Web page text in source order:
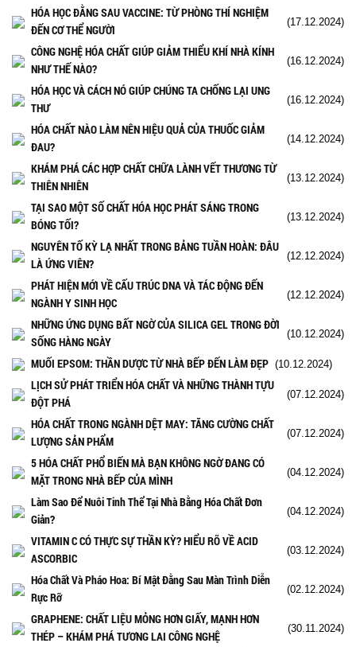
HÓA HỌC ĐẰNG SAU VACCINE: TỪ PHÒNG THÍ NGHIỆM
ĐẾN CƠ THỂ NGƯỜI
(17.12.2024)
CÔNG NGHỆ HÓA CHẤT GIÚP GIẢM THIỂU KHÍ NHÀ KÍNH
NHƯ THẾ NÀO?
(16.12.2024)
HÓA HỌC VÀ CÁCH NÓ GIÚP CHÚNG TA CHỐNG LẠI UNG
THƯ
(16.12.2024)
HÓA CHẤT NÀO LÀM NÊN HIỆU QUẢ CỦA THUỐC GIẢM
ĐAU?
(14.12.2024)
KHÁM PHÁ CÁC HỢP CHẤT CHỮA LÀNH VẾT THƯƠNG TỪ
THIÊN NHIÊN
(13.12.2024)
TẠI SAO MỘT SỐ CHẤT HÓA HỌC PHÁT SÁNG TRONG
BÓNG TỐI?
(13.12.2024)
NGUYÊN TỐ KỲ LẠ NHẤT TRONG BẢNG TUẦN HOÀN: ĐÂU
LÀ ỨNG VIÊN?
(12.12.2024)
PHÁT HIỆN MỚI VỀ CẤU TRÚC DNA VÀ TÁC ĐỘNG ĐẾN
NGÀNH Y SINH HỌC
(12.12.2024)
NHỮNG ỨNG DỤNG BẤT NGỜ CỦA SILICA GEL TRONG ĐỜI
SỐNG HÀNG NGÀY
(10.12.2024)
MUỐI EPSOM: THẦN DƯỢC TỪ NHÀ BẾP ĐẾN LÀM ĐẸP (10.12.2024)
LỊCH SỬ PHÁT TRIỂN HÓA CHẤT VÀ NHỮNG THÀNH TỰU
ĐỘT PHÁ
(07.12.2024)
HÓA CHẤT TRONG NGÀNH DỆT MAY: TĂNG CƯỜNG CHẤT
LƯỢNG SẢN PHẨM
(07.12.2024)
5 HÓA CHẤT PHỔ BIẾN MÀ BẠN KHÔNG NGỜ ĐANG CÓ
MẶT TRONG NHÀ BẾP CỦA MÌNH
(04.12.2024)
Làm Sao Để Nuôi Tinh Thể Tại Nhà Bằng Hóa Chất Đơn
Giản?
(04.12.2024)
VITAMIN C CÓ THỰC SỰ THẦN KỲ? HIỂU RÕ VỀ ACID
ASCORBIC
(03.12.2024)
Hóa Chất Và Pháo Hoa: Bí Mật Đằng Sau Màn Trình Diễn
Rực Rỡ
(02.12.2024)
GRAPHENE: CHẤT LIỆU MỎNG HƠN GIẤY, MẠNH HƠN
THÉP – KHÁM PHÁ TƯƠNG LAI CÔNG NGHỆ
(30.11.2024)